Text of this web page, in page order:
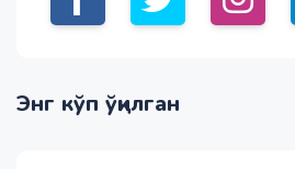
Энг кўп ўқилган